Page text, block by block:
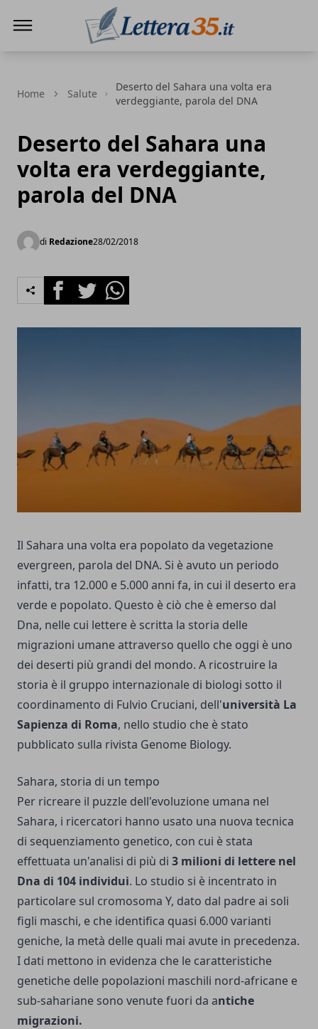
Home Salute
Deserto del Sahara una volta era
verdeggiante, parola del DNA
Deserto del Sahara una
volta era verdeggiante,
parola del DNA
di Redazione28/02/2018
FacebookTwitterWhatsapp
Il Sahara una volta era popolato da vegetazione
evergreen, parola del DNA. Si è avuto un periodo
infatti, tra 12.000 e 5.000 anni fa, in cui il deserto era
verde e popolato. Questo è ciò che è emerso dal
Dna, nelle cui lettere è scritta la storia delle
migrazioni umane attraverso quello che oggi è uno
dei deserti più grandi del mondo. A ricostruire la
storia è il gruppo internazionale di biologi sotto il
coordinamento di Fulvio Cruciani, dell'università La
Sapienza di Roma, nello studio che è stato
pubblicato sulla rivista Genome Biology.
Sahara, storia di un tempo
Per ricreare il puzzle dell'evoluzione umana nel
Sahara, i ricercatori hanno usato una nuova tecnica
di sequenziamento genetico, con cui è stata
effettuata un'analisi di più di 3 milioni di lettere nel
Dna di 104 individui. Lo studio si è incentrato in
particolare sul cromosoma Y, dato dal padre ai soli
figli maschi, e che identifica quasi 6.000 varianti
geniche, la metà delle quali mai avute in precedenza.
I dati mettono in evidenza che le caratteristiche
genetiche delle popolazioni maschili nord-africane e
sub-sahariane sono venute fuori da antiche
migrazioni.